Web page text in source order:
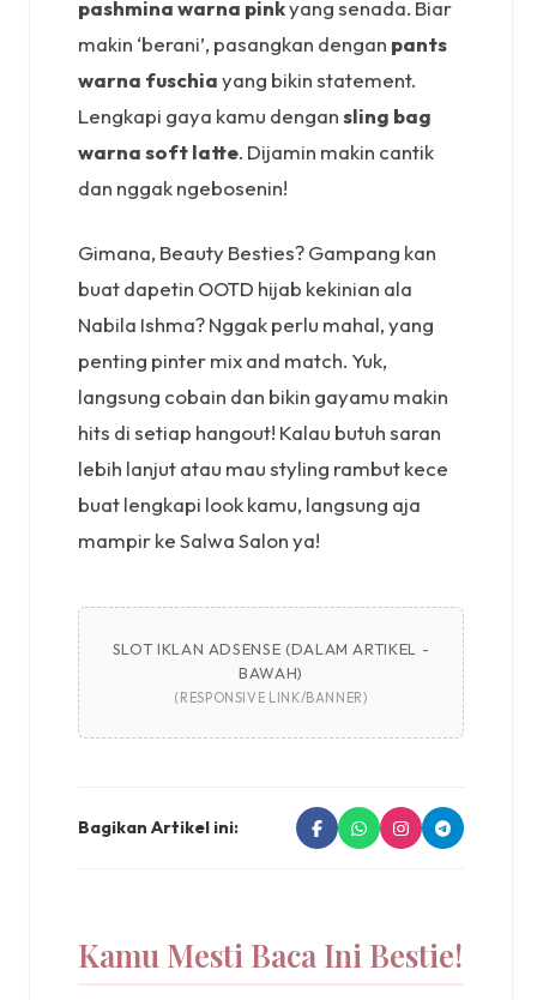
pashmina warna pinkyang senada. Biar
makin ‘berani’, pasangkan dengan pants
warna fuschiayang bikin statement.
Lengkapi gaya kamu dengansling bag
warna soft latte. Dijamin makin cantik
dan nggak ngebosenin!
Gimana, Beauty Besties? Gampang kan
buat dapetin OOTD hijab kekinian ala
Nabila Ishma? Nggak perlu mahal, yang
penting pinter mix and match. Yuk,
langsung cobain dan bikin gayamu makin
hits di setiap hangout! Kalau butuh saran
lebih lanjut atau mau styling rambut kece
buat lengkapi look kamu, langsung aja
mampir ke Salwa Salon ya!
SLOT IKLAN ADSENSE (DALAM ARTIKEL -
BAWAH)
(RESPONSIVE LINK/BANNER)
Bagikan Artikel ini:
Kamu Mesti Baca Ini Bestie!